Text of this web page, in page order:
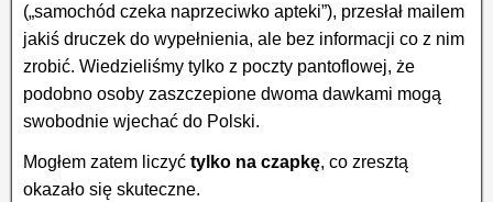
(„samochód czeka naprzeciwko apteki”), przesłał mailem
jakiś druczek do wypełnienia, ale bez informacji co z nim
zrobić. Wiedzieliśmy tylko z poczty pantoflowej, że
podobno osoby zaszczepione dwoma dawkami mogą
swobodnie wjechać do Polski.
Mogłem zatem liczyć tylko na czapkę, co zresztą
okazało się skuteczne.